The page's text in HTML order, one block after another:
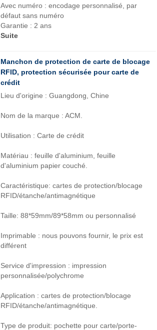
Avec numéro : encodage personnalisé, par
défaut sans numéro
Garantie : 2 ans
Suite
Manchon de protection de carte de blocage
RFID, protection sécurisée pour carte de
crédit
Lieu d'origine : Guangdong, Chine
Nom de la marque : ACM.
Utilisation : Carte de crédit
Matériau : feuille d'aluminium, feuille
d'aluminium papier couché.
Caractéristique: cartes de protection/blocage
RFID/étanche/antimagnétique
Taille: 88*59mm/89*58mm ou personnalisé
Imprimable : nous pouvons fournir, le prix est
différent
Service d'impression : impression
personnalisée/polychrome
Application : cartes de protection/blocage
RFID/étanche/antimagnétique.
Type de produit: pochette pour carte/porte-